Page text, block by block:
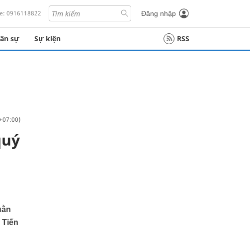
0916118822 Đăng nhập
sự Sự kiện RSS
Tiến